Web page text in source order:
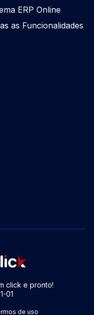
ERP Online
as Funcionalidades
click e pronto!
01
de uso